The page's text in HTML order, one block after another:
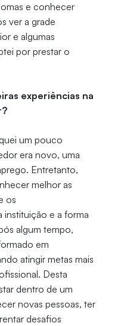
e conhecer
ver a grade
e algumas
por prestar o
experiências na
um pouco
era novo, uma
Entretanto,
melhor as
os
e a forma
algum tempo,
em
atingir metas mais
Desta
dentro de um
novas pessoas, ter
desafios